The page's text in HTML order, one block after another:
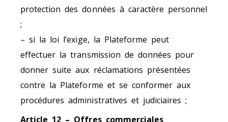
protection des données à caractère personnel
;
– si la loi l’exige, la Plateforme peut
effectuer la transmission de données pour
donner suite aux réclamations présentées
contre la Plateforme et se conformer aux
procédures administratives et judiciaires ;
Article 12 – Offres commerciales